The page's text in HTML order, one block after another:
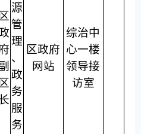
区
区
源
管
理
、
政
务
服
务
区政府
网站
综治中
心一楼
领导接
访室